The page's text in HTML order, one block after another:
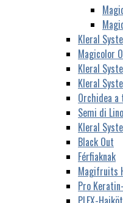
Kleral
Magicolor
Kleral
Kleral
Orchidea
Semi di Lino
Kleral
Black Out
Férfiaknak
Magifruits
Pro